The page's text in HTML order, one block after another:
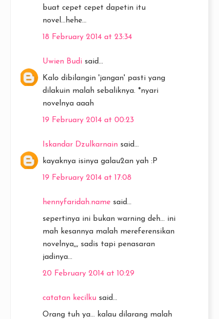
buat cepet cepet dapetin itu
novel...hehe...
18 February 2014 at 23:34
Uwien Budi said...
Kalo dibilangin 'jangan' pasti yang
dilakuin malah sebaliknya. *nyari
novelnya aaah
19 February 2014 at 00:23
Iskandar Dzulkarnain said...
kayaknya isinya galau2an yah :P
19 February 2014 at 17:08
hennyfaridah.name said...
sepertinya ini bukan warning deh... ini
mah kesannya malah mereferensikan
novelnya,,, sadis tapi penasaran
jadinya...
20 February 2014 at 10:29
catatan kecilku said...
Orang tuh ya... kalau dilarang malah